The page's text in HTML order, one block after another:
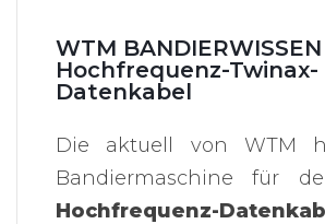
WTM BANDIERWISSEN
Hochfrequenz-Twinax-
Datenkabel
Die aktuell von WTM
Bandiermaschine für
Hochfrequenz-